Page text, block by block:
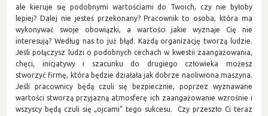
ale kieruje się podobnymi wartościami do Twoich, czy nie byłoby
lepiej? Dalej nie jesteś przekonany? Pracownik to osoba, która ma
wykonywać swoje obowiązki, a wartości jakie wyznaje Cię nie
interesują? Według nas to już błąd. Każdą organizację tworzą ludzie.
Jeśli połączysz ludzi o podobnych cechach w kwestii zaangażowania,
chęci, inicjatywy i szacunku do drugiego człowieka możesz
stworzyć firmę, która będzie działała jak dobrze naoliwiona maszyna.
Jeśli pracownicy będą czuli się bezpiecznie, poprzez wyznawane
wartości stworzą przyjazną atmosferę ich zaangażowanie wzrośnie i
wszyscy będą czuli się „ojcami” tego sukcesu. Czy przeszło Ci teraz